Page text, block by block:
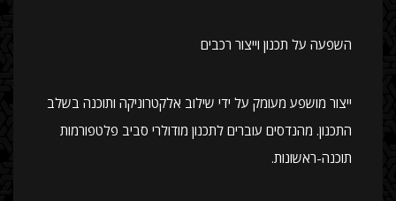
השפעה על תכנון וייצור רכבים
ייצור מושפע מעומק על ידי שילוב אלקטרוניקה ותוכנה בשלב
התכנון. מהנדסים עוברים לתכנון מודולרי סביב פלטפורמות
תוכנה-ראשונות.